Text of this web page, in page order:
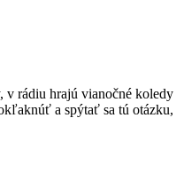
v rádiu hrajú vianočné koledy
a spýtať sa tú otázku,